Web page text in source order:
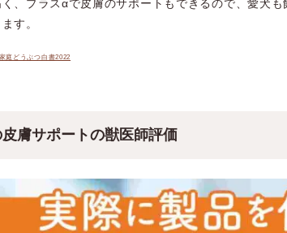
、プラスαで皮膚のサポートもできるので、愛犬
す。
庭どうぶつ白書2022
皮膚サポートの獣医師評価